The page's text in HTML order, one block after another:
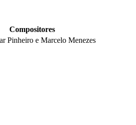
Compositores
Pinheiro e Marcelo Menezes